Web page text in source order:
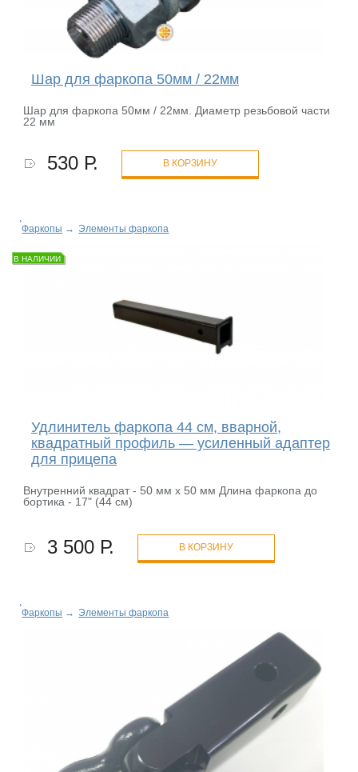
Шар для фаркопа 50мм / 22мм
Шар для фаркопа 50мм / 22мм. Диаметр резьбовой части
22 мм
530 Р. В КОРЗИНУ
Фаркопы → Элементы фаркопа
В НАЛИЧИИ
Удлинитель фаркопа 44 см, вварной,
квадратный профиль — усиленный адаптер
для прицепа
Внутренний квадрат - 50 мм х 50 мм Длина фаркопа до
бортика - 17" (44 см)
3 500 Р. В КОРЗИНУ
Фаркопы → Элементы фаркопа